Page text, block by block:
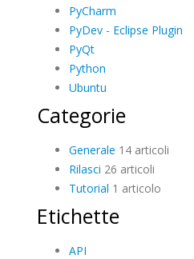
PyCharm
PyDev - Eclipse Plugin
PyQt
Python
Ubuntu
Categorie
Generale 14 articoli
Rilasci 26 articoli
Tutorial 1 articolo
Etichette
API